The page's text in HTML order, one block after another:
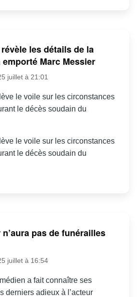
les détails de la
Marc Messier
juillet à 21:01
le voile sur les circonstances
le décès soudain du
le voile sur les circonstances
le décès soudain du
pas de funérailles
juillet à 16:54
a fait connaître ses
derniers adieux à l’acteur